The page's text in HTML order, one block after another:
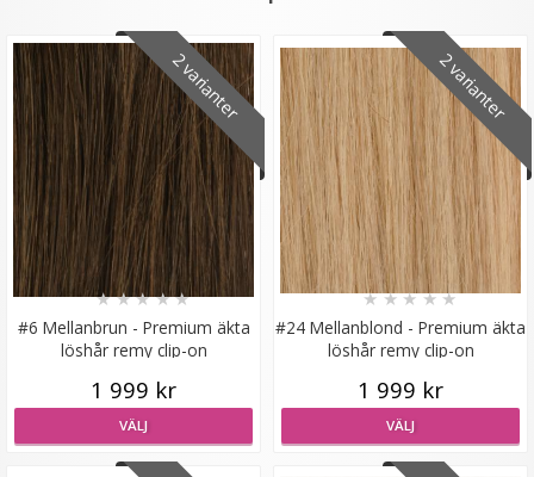
Löshårsförvaring med galge / Hair Case
★★ ★★
149 kr
2 varianter
#6 Mellanbrun - Premium äkta
löshår remy clip-on
★★★★★
1 999 kr
VÄLJ
2 varianter
#24 Mellanblond - Premium äkta
löshår remy clip-on
★★★★★
1 999 kr
VÄLJ